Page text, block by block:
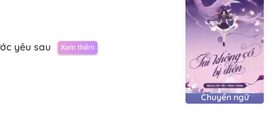
yêu sau
Chuyển ngữ